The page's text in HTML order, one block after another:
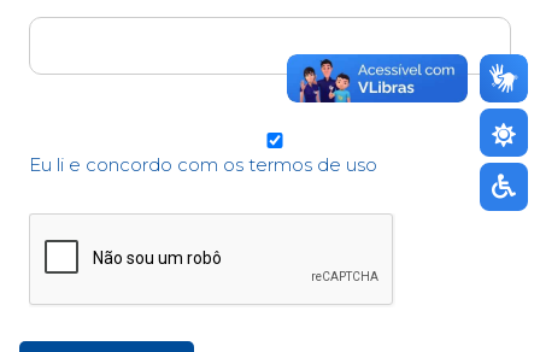
Eu li e concordo com os termos de uso